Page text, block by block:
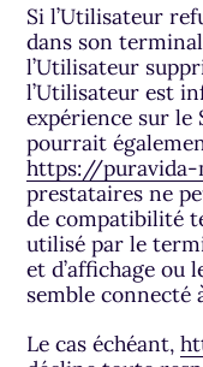
Si l’Utilisateur
dans son
l’Utilisateur
l’Utilisateur est
expérience sur le
pourrait
https://
prestataires ne
de compatibilité
utilisé par le
et d’affichage ou
semble connecté
Le cas échéant,